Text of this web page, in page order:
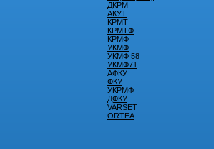
ДКРМ
АКУТ
КРМТ
КРМТФ
КРМФ
УКМФ
УКМФ 58
УКМФ71
АФКУ
ФКУ
УКРМФ
ДФКУ
VARSET
ORTEA